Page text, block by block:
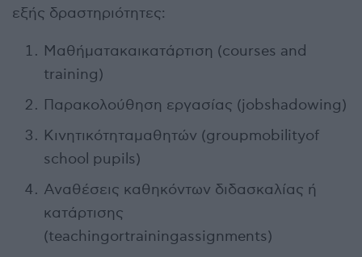
εξής δραστηριότητες:
Μαθήματακαικατάρτιση (courses and
training)
Παρακολούθηση εργασίας (jobshadowing)
Κινητικότηταμαθητών (groupmobilityof
school pupils)
Αναθέσεις καθηκόντων διδασκαλίας ή
κατάρτισης
(teachingortrainingassignments)